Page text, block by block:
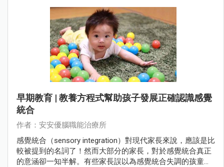
早期教育 | 教養方程式幫助孩子發展正確認識感覺
統合
作者：安安優腦職能治療所
感覺統合（sensory integration）對現代家長來說，應該是比
較被提到的名詞了！然而大部分的家長，對於感覺統合真正
的意涵卻一知半解。有些家長誤以為感覺統合失調的孩童就